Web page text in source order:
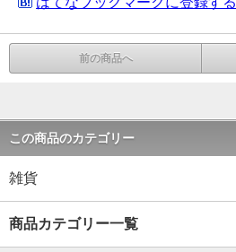
前の商品へ
この商品のカテゴリー
雑貨
商品カテゴリー一覧